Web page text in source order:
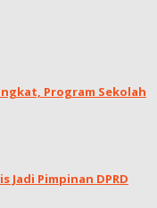
‎Program Sekolah
Jadi Pimpinan DPRD